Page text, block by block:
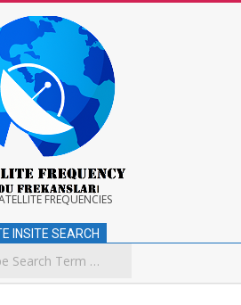
FREQUENCIES
INSITE SEARCH